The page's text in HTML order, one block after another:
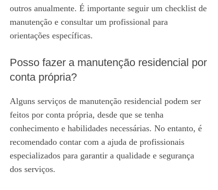
outros anualmente. É importante seguir um checklist de
manutenção e consultar um profissional para
orientações específicas.
Posso fazer a manutenção residencial por
conta própria?
Alguns serviços de manutenção residencial podem ser
feitos por conta própria, desde que se tenha
conhecimento e habilidades necessárias. No entanto, é
recomendado contar com a ajuda de profissionais
especializados para garantir a qualidade e segurança
dos serviços.